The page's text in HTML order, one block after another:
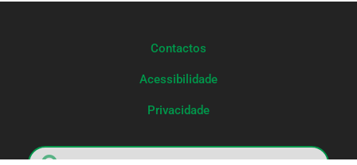
Contactos
Acessibilidade
Privacidade